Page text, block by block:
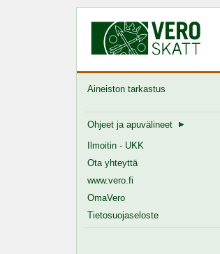
Aineiston tarkastus
Ohjeet ja apuvälineet
Ilmoitin - UKK
Ota yhteyttä
www.vero.fi
OmaVero
Tietosuojaseloste